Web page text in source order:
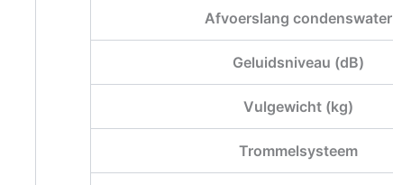
Afvoerslang condenswater
Geluidsniveau (dB)
Vulgewicht (kg)
Trommelsysteem